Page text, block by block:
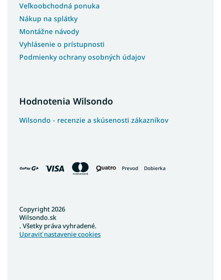
Veľkoobchodná ponuka
Nákup na splátky
Montážne návody
Vyhlásenie o prístupnosti
Podmienky ochrany osobných údajov
Hodnotenia Wilsondo
Wilsondo - recenzie a skúsenosti zákazníkov
Prevod Dobierka
Copyright 2026
Wilsondo.sk
. Všetky práva vyhradené.
Upraviť nastavenie cookies